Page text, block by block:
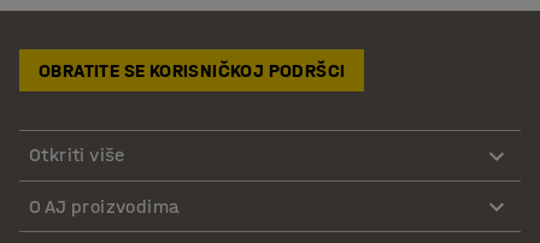
OBRATITE SE KORISNIČKOJ PODRŠCI
Otkriti više
O AJ proizvodima